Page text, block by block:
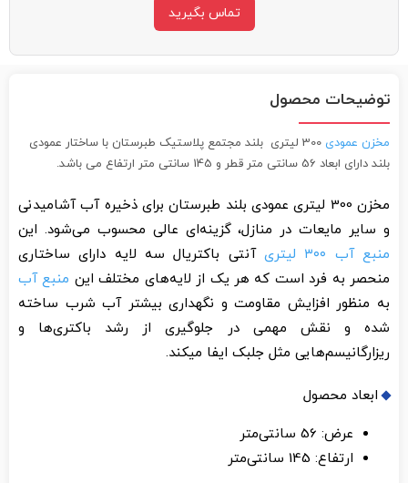
تماس بگیرید
توضیحات محصول
مخزن عمودی
300 لیتری بلند مجتمع پلاستیک طبرستان با ساختار عمودی
بلند دارای ابعاد 56 سانتی متر قطر و 145 سانتی متر ارتفاع می باشد.
مخزن 300 لیتری عمودی بلند طبرستان برای ذخیره آب آشامیدنی
و سایر مایعات در منازل، گزینه‌ای عالی محسوب می‌شود. این
منبع آب ۳۰۰ لیتری
آنتی باکتریال سه لایه دارای ساختاری
منحصر به فرد است که هر یک از لایه‌های مختلف این منبع آب
به منظور افزایش مقاومت و نگهداری بیشتر آب شرب ساخته
شده و نقش مهمی در جلوگیری از رشد باکتری‌ها و
ریزارگانیسم‌هایی مثل جلبک ایفا میکند.
ابعاد محصول
عرض: 56 سانتی‌متر
ارتفاع: 145 سانتی‌متر